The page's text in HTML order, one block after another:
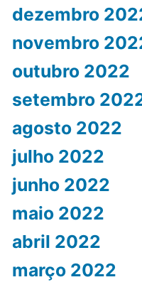
dezembro
novembro
outubro 2022
setembro
agosto 2022
julho 2022
junho 2022
maio 2022
abril 2022
março 2022